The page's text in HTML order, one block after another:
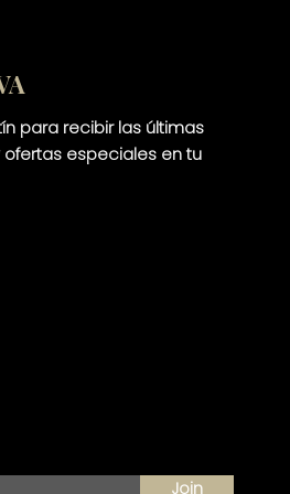
y no
para recibir las últimas
especiales en tu
Join